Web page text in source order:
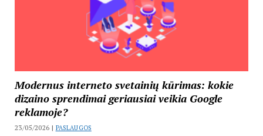
Modernus interneto svetainių kūrimas: kokie
dizaino sprendimai geriausiai veikia Google
reklamoje?
23/05/2026 | PASLAUGOS